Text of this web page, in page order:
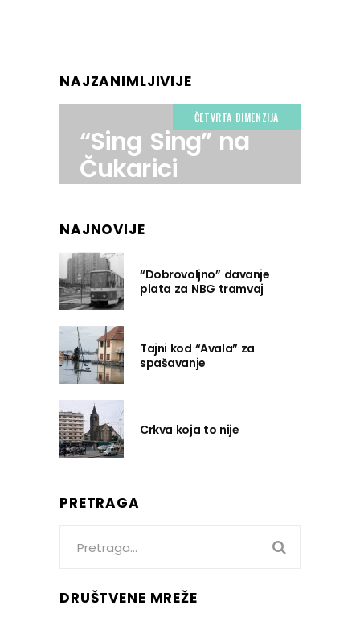
NAJZANIMLJIVIJE
ČETVRTA DIMENZIJA
“Sing Sing” na
Čukarici
NAJNOVIJE
“Dobrovoljno” davanje
plata za NBG tramvaj
Tajni kod “Avala” za
spašavanje
Crkva koja to nije
PRETRAGA
DRUŠTVENE MREŽE